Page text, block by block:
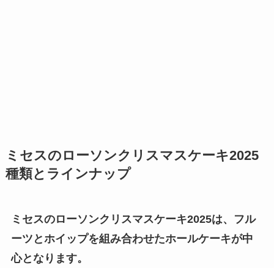
ミセスのローソンクリスマスケーキ2025
種類とラインナップ
ミセスのローソンクリスマスケーキ2025は、フル
ーツとホイップを組み合わせたホールケーキが中
心となります。